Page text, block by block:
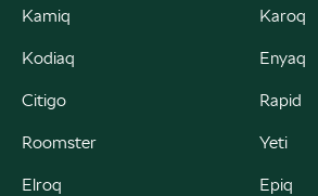
czesci.skoda@autoluzar.pl
Kamiq Karoq
Kodiaq Enyaq
Citigo Rapid
Roomster Yeti
Elroq Epiq